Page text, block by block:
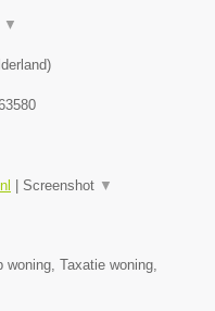
▼
)
Screenshot ▼
woning, Taxatie woning,